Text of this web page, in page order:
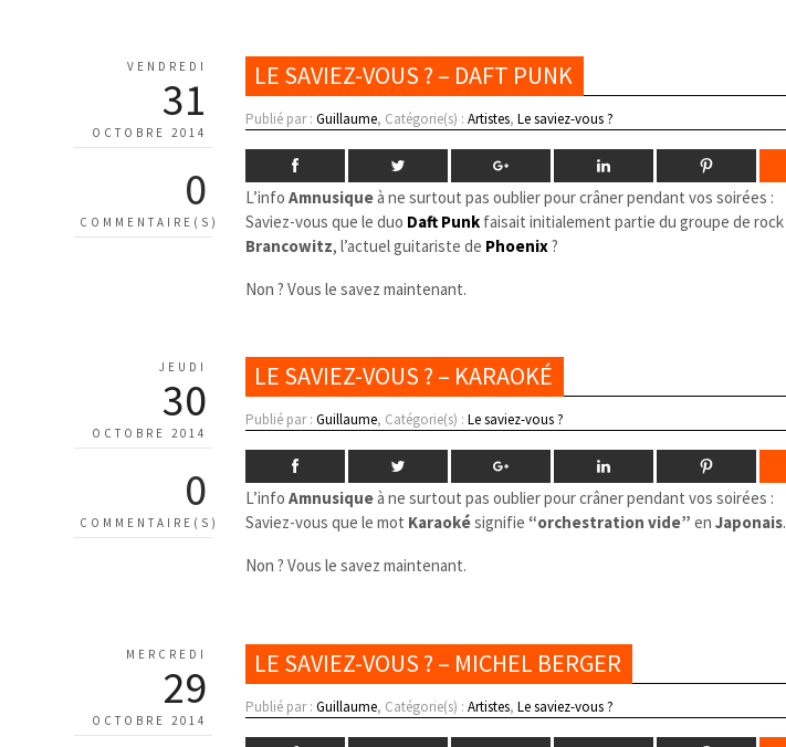
VENDREDI
31
OCTOBRE 2014
0
COMMENTAIRE(S)
LE SAVIEZ-VOUS ? – DAFT PUNK
Publié par :Guillaume, Catégorie(s) :Artistes,Le saviez-vous ?
L’infoAmnusiqueà ne surtout pas oublier pour crâner pendant vos soirées :
Saviez-vous que le duo Daft Punk faisait initialement partie du groupe de rock
Brancowitz, l’actuel guitariste de Phoenix?
Non ? Vous le savez maintenant.
JEUDI
30
OCTOBRE 2014
0
COMMENTAIRE(S)
LE SAVIEZ-VOUS ? – KARAOKÉ
Publié par :Guillaume, Catégorie(s) :Le saviez-vous ?
L’infoAmnusiqueà ne surtout pas oublier pour crâner pendant vos soirées :
Saviez-vous que le mot Karaokésignifie “orchestration vide” enJaponais.
Non ? Vous le savez maintenant.
MERCREDI
29
OCTOBRE 2014
LE SAVIEZ-VOUS ? – MICHEL BERGER
Publié par :Guillaume, Catégorie(s) :Artistes,Le saviez-vous ?